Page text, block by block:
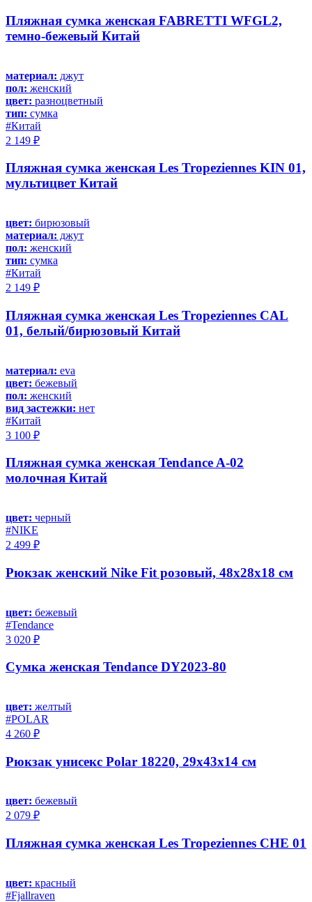
Пляжная сумка женская FABRETTI WFGL2,
темно-бежевый Китай
материал: джут
пол: женский
цвет: разноцветный
тип: сумка
#Китай
2 149 ₽
Пляжная сумка женская Les Tropeziennes KIN 01,
мультицвет Китай
цвет: бирюзовый
материал: джут
пол: женский
тип: сумка
#Китай
2 149 ₽
Пляжная сумка женская Les Tropeziennes CAL
01, белый/бирюзовый Китай
материал: eva
цвет: бежевый
пол: женский
вид застежки: нет
#Китай
3 100 ₽
Пляжная сумка женская Tendance A-02
молочная Китай
цвет: черный
#NIKE
2 499 ₽
Рюкзак женский Nike Fit розовый, 48х28х18 см
цвет: бежевый
#Tendance
3 020 ₽
Сумка женская Tendance DY2023-80
цвет: желтый
#POLAR
4 260 ₽
Рюкзак унисекс Polar 18220, 29х43х14 см
цвет: бежевый
2 079 ₽
Пляжная сумка женская Les Tropeziennes CHE 01
цвет: красный
#Fjallraven